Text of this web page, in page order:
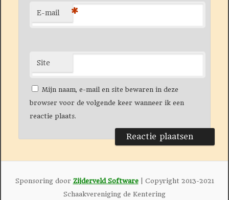
E-mail *
Site
Mijn naam, e-mail en site bewaren in deze
browser voor de volgende keer wanneer ik een
reactie plaats.
Sponsoring door Zijderveld Software| Copyright 2013-2021
Schaakvereniging de Kentering